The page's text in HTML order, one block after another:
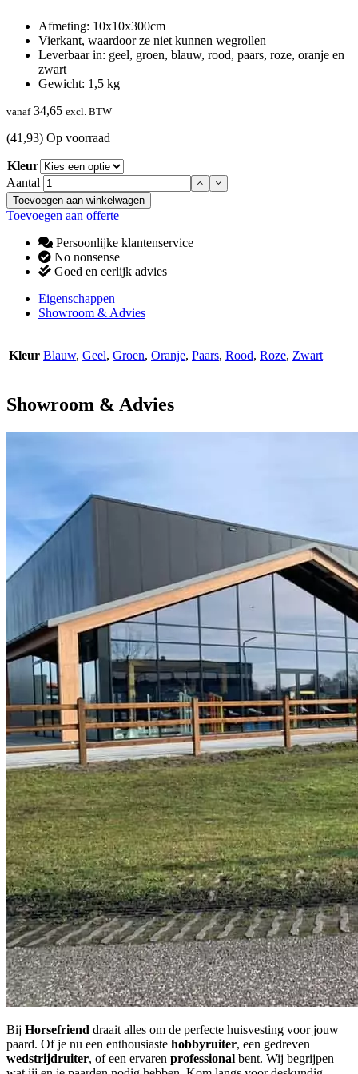
Afmeting: 10x10x300cm
Vierkant, waardoor ze niet kunnen wegrollen
Leverbaar in: geel, groen, blauw, rood, paars, roze, oranje en
zwart
Gewicht: 1,5 kg
vanaf34,65 excl. BTW
(41,93) Op voorraad
Kleur
Aantal
Toevoegen aan winkelwagen
Toevoegen aan offerte
Persoonlijke klantenservice
No nonsense
Goed en eerlijk advies
Eigenschappen
Showroom & Advies
Kleur Blauw, Geel, Groen, Oranje, Paars, Rood, Roze, Zwart
Showroom & Advies
Bij Horsefriend draait alles om de perfecte huisvesting voor jouw
paard. Of je nu een enthousiaste hobbyruiter, een gedreven
wedstrijdruiter, of een ervaren professional bent. Wij begrijpen